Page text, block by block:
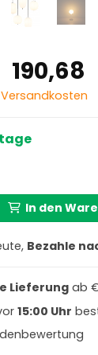
Preis
799,99 €
190,68
Versandkosten
Metall
In den
Bezahle
Lieferungab
15:00 Uhr